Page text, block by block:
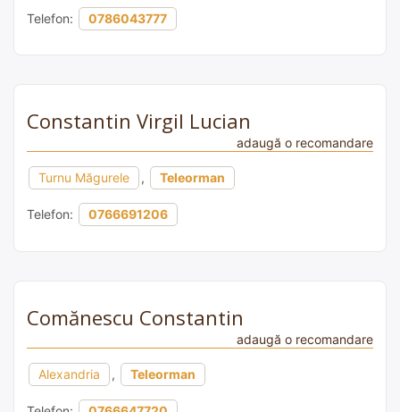
Telefon: 0786043777
Constantin Virgil Lucian
adaugă o recomandare
Turnu Măgurele , Teleorman
Telefon: 0766691206
Comănescu Constantin
adaugă o recomandare
Alexandria , Teleorman